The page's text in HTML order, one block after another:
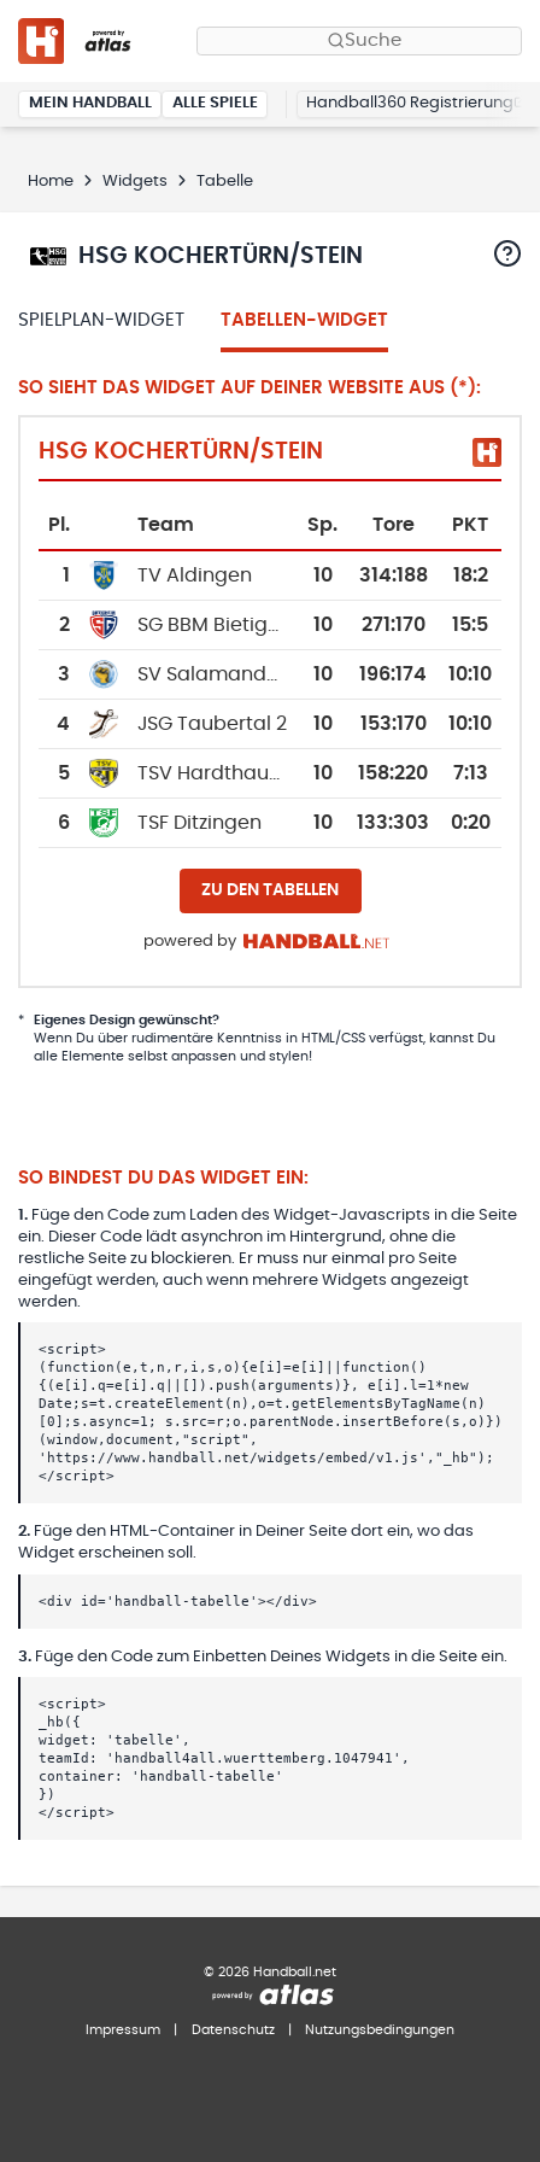
Suche
MEIN HANDBALL ALLE SPIELE Handball360 Registrierung
Home Widgets Tabelle
HSG KOCHERTÜRN/STEIN
SPIELPLAN-WIDGET TABELLEN-WIDGET
SO SIEHT DAS WIDGET AUF DEINER WEBSITE AUS (*):
HSG KOCHERTÜRN/STEIN
Pl. Team Sp. Tore PKT
1 TV Aldingen 10 314:188 18:2
2 10 271:170 15:5
3 10 196:174 10:10
4 JSG Taubertal 2 10 153:170 10:10
5 10 158:220 7:13
6 TSF Ditzingen 10 133:303 0:20
ZU DEN TABELLEN
powered by
*
Eigenes Design gewünscht?
Wenn Du über rudimentäre Kenntniss in HTML/CSS verfügst, kannst Du
alle Elemente selbst anpassen und stylen!
SO BINDEST DU DAS WIDGET EIN:
1 . Füge den Code zum Laden des Widget-Javascripts in die Seite
ein. Dieser Code lädt asynchron im Hintergrund, ohne die
restliche Seite zu blockieren. Er muss nur einmal pro Seite
eingefügt werden, auch wenn mehrere Widgets angezeigt
werden.
<script>
(function(e,t,n,r,i,s,o){e[i]=e[i]||function()
{(e[i].q=e[i].q||[]).push(arguments)}, e[i].l=1*new
Date;s=t.createElement(n),o=t.getElementsByTagName(n)
[0];s.async=1; s.src=r;o.parentNode.insertBefore(s,o)})
(window,document,"script",
'https://www.handball.net/widgets/embed/v1.js',"_hb");
</script>
2. Füge den HTML-Container in Deiner Seite dort ein, wo das
Widget erscheinen soll.
<div id='handball-tabelle'></div>
3. Füge den Code zum Einbetten Deines Widgets in die Seite ein.
<script>
_hb({
widget: 'tabelle',
teamId: 'handball4all.wuerttemberg.1047941',
container: 'handball-tabelle'
})
</script>
© 2026 Handball.net
Impressum Datenschutz Nutzungsbedingungen